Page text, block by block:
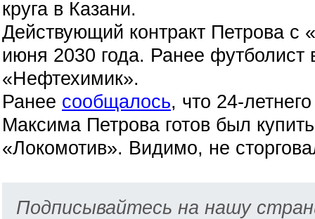
круга в Казани.
Действующий контракт Петрова с
июня 2030 года. Ранее футболист
«Нефтехимик».
Ранее сообщалось, что 24-
Максима Петрова готов был
«Локомотив». Видимо, не
Подписывайтесь на нашу